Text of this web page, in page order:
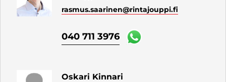
rasmus.saarinen@rintajouppi.fi
040 711 3976
Oskari Kinnari